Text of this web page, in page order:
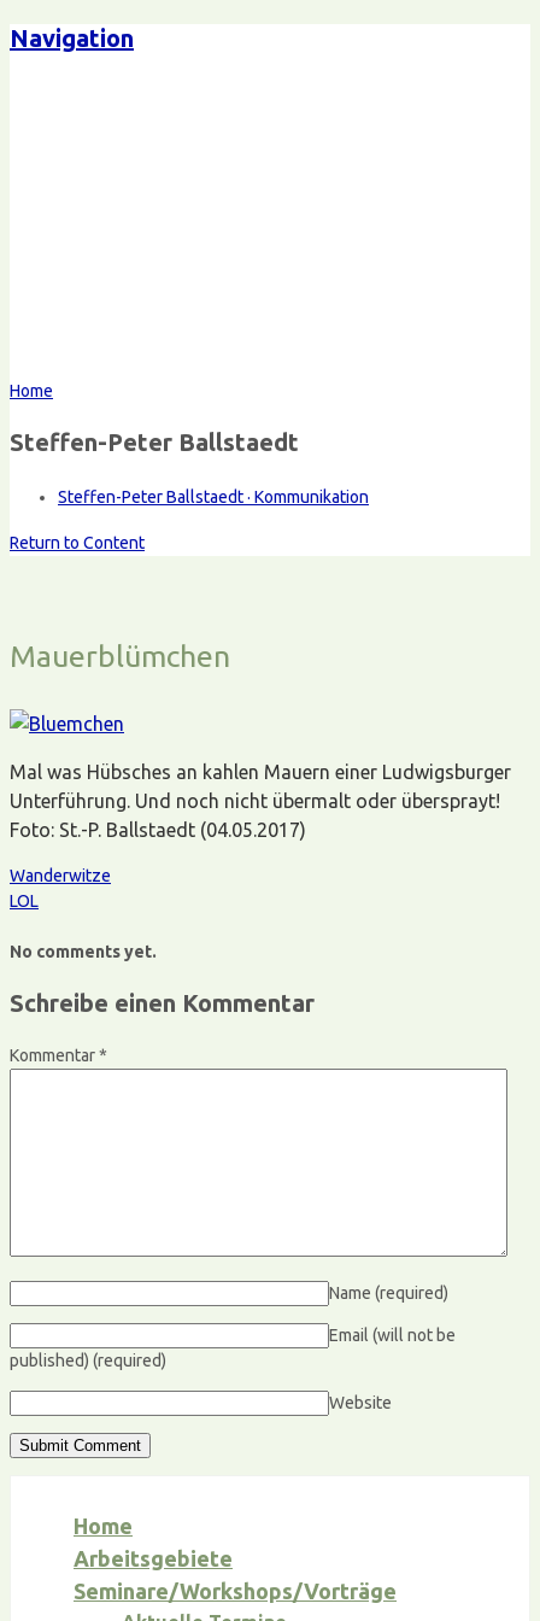
Navigation
Home
Steffen-Peter Ballstaedt
Steffen-Peter Ballstaedt · Kommunikation
Return to Content
Mauerblümchen
Mal was Hübsches an kahlen Mauern einer Ludwigsburger
Unterführung. Und noch nicht übermalt oder übersprayt!
Foto: St.-P. Ballstaedt (04.05.2017)
Wanderwitze
LOL
No comments yet.
Schreibe einen Kommentar
Kommentar*
Name (required)
Email (will not be
published) (required)
Website
Home
Arbeitsgebiete
Seminare/Workshops/Vorträge